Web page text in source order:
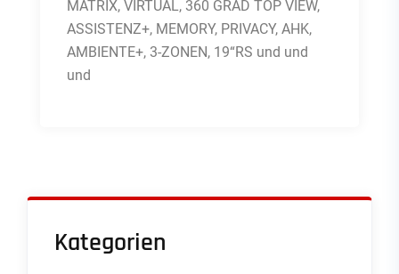
MATRIX, VIRTUAL, 360 GRAD TOP VIEW,
ASSISTENZ+, MEMORY, PRIVACY, AHK,
AMBIENTE+, 3-ZONEN, 19“RS und und
und
Kategorien